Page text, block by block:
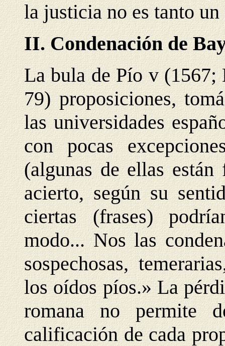
la justicia no es tanto
II. Condenación de
La bula de Pío v (1567;
79) proposiciones,
las universidades
con pocas
(algunas de ellas
acierto, según su
ciertas (frases)
modo... Nos las
sospechosas,
los oídos píos.» La
romana no permite
calificación de cada